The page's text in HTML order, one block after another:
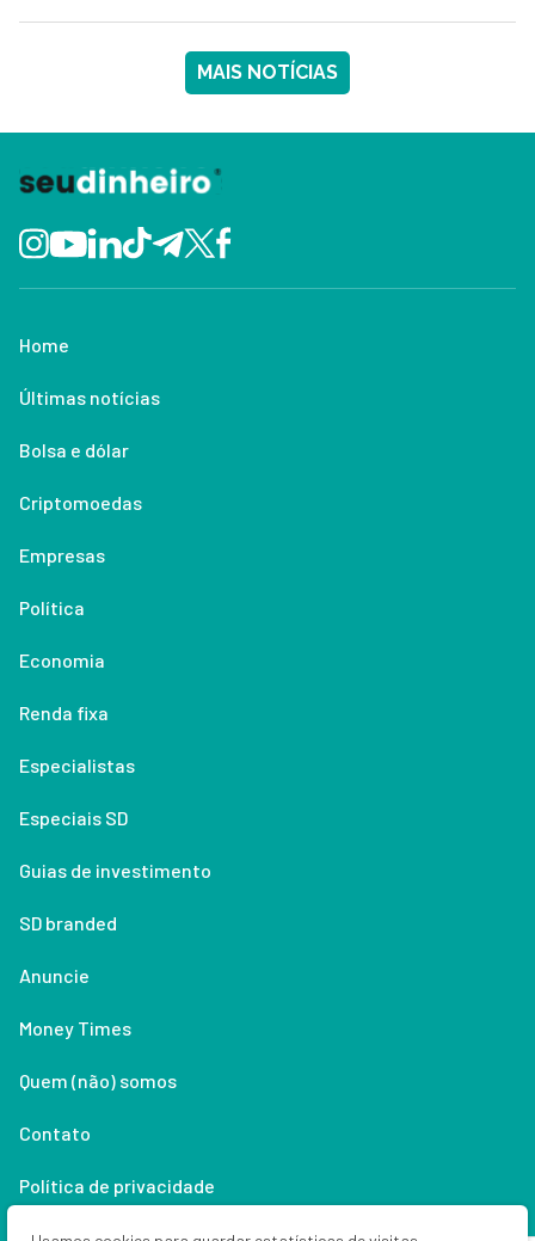
MAIS NOTÍCIAS
Home
Últimas notícias
Bolsa e dólar
Criptomoedas
Empresas
Política
Economia
Renda fixa
Especialistas
Especiais SD
Guias de investimento
SD branded
Anuncie
Money Times
Quem (não) somos
Contato
Política de privacidade